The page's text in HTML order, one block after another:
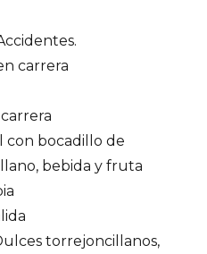
con bocadillo de
bebida y fruta
torrejoncillanos,